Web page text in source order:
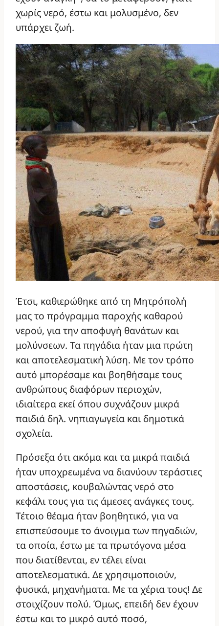
χωρίς νερό, έστω και μολυσμένο, δεν
υπάρχει ζωή.
Έτσι, καθιερώθηκε από τη Μητρόπολή
μας το πρόγραμμα παροχής καθαρού
νερού, για την αποφυγή θανάτων και
μολύνσεων. Τα πηγάδια ήταν μια πρώτη
και αποτελεσματική λύση. Με τον τρόπο
αυτό μπορέσαμε και βοηθήσαμε τους
ανθρώπους διαφόρων περιοχών,
ιδιαίτερα εκεί όπου συχνάζουν μικρά
παιδιά δηλ. νηπιαγωγεία και δημοτικά
σχολεία.
Πρόσεξα ότι ακόμα και τα μικρά παιδιά
ήταν υποχρεωμένα να διανύουν τεράστιες
αποστάσεις, κουβαλώντας νερό στο
κεφάλι τους για τις άμεσες ανάγκες τους.
Τέτοιο θέαμα ήταν βοηθητικό, για να
επισπεύσουμε το άνοιγμα των πηγαδιών,
τα οποία, έστω με τα πρωτόγονα μέσα
που διατίθενται, εν τέλει είναι
αποτελεσματικά. Δε χρησιμοποιούν,
φυσικά, μηχανήματα. Με τα χέρια τους! Δε
στοιχίζουν πολύ. Όμως, επειδή δεν έχουν
έστω και το μικρό αυτό ποσό,